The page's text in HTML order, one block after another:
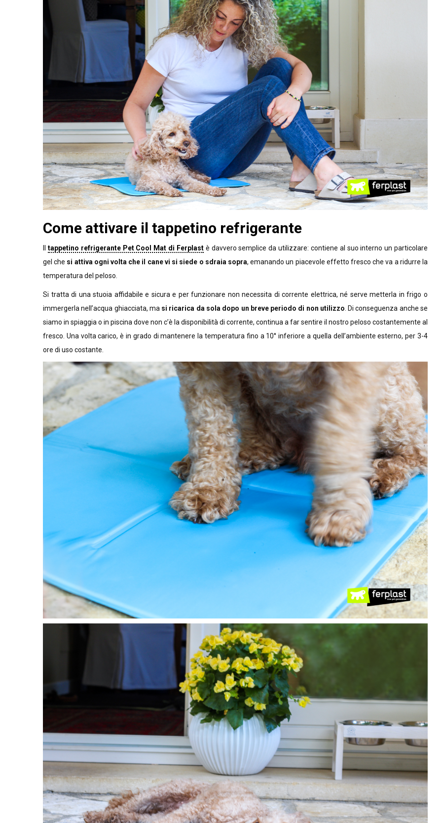
Come attivare il tappetino refrigerante
tappetino refrigerante Pet Cool Mat di Ferplastè davvero semplice da utilizzare: contiene al suo interno un particolare
gel che si attiva ogni volta che il cane vi si siede o sdraia sopra, emanando un piacevole effetto fresco che va a ridurre la
temperatura del peloso.
Si tratta di una stuoia affidabile e sicura e per funzionare non necessita di corrente elettrica, né serve metterla in frigo o
immergerla nell’acqua ghiacciata, ma si ricarica da sola dopo un breve periodo di non utilizzo . Di conseguenza anche se
siamo in spiaggia o in piscina dove non c’è la disponibilità di corrente, continua a far sentire il nostro peloso costantemente al
fresco. Una volta carico, è in grado di mantenere la temperatura fino a 10° inferiore a quella dell’ambiente esterno, per 3-4
ore di uso costante.